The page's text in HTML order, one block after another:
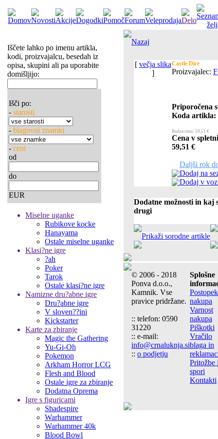
Iščete lahko po imenu artikla,
kodi, proizvajalcu, besedah iz
opisa, skupini ali pa uporabite
domišljijo:
Išči po:
- starosti
- blagovni znamki
- ceni
od
do
EUR
Miselne uganke
Rubikove kocke
Hanayama
Ostale miselne uganke
Klasi?ne igre
?ah
Poker
Tarok
Ostale klasi?ne igre
Namizne dru?abne igre
Dru?abne igre
V sloven??ini
Kickstarter
Karte za zbiranje
Magic the Gathering
Yu-Gi-Oh
Pokemon
Arkham Horror LCG
Flesh and Blood
Ostale igre za zbiranje
Dodatna Oprema
Igre s figuricami
Shadespire
Warhammer
Warhammer 40k
Blood Bowl
Nazaj
[ večja slika
]
Castle Dice
Proizvajalec:
Priporočena
Koda artikla:
Redna cena: 59,51 €
Cena v
59,51 €
Daljši rok
Dodaj na
Dodaj v
Dodatne možnosti in kaj
drugi
Prikaži sorodne artikle
© 2006 - 2018
Ponva d.o.o.,
Kamnik. Vse
pravice pridržane.
:: telefon: 0590
31220
:: e-mail:
info@crnaluknja.si
:: o podjetju
Splošne
Postopek
nakupa
Varnost
nakupa
Piškotki
Vračilo
blaga in
Pritožbe
spori
Kontakti